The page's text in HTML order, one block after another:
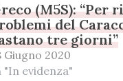
(M5S): “Per
del
tre giorni”
Giugno 2020
"In evidenza"